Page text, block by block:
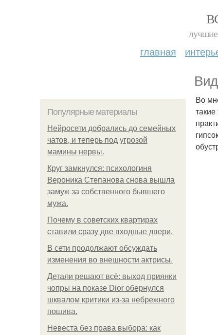
лучшие
главная
Популярные материалы
Нейросети добрались до семейных
чатов, и теперь под угрозой
мамины нервы.
Круг замкнулся: психологиня
Вероника Степанова снова вышла
замуж за собственного бывшего
мужа.
Почему в советских квартирах
ставили сразу две входные двери.
В сети продолжают обсуждать
изменения во внешности актрисы.
Детали решают всё: выход приянки
чопры на показе Dior обернулся
шквалом критики из-за небрежного
пошива.
Невеста без права выбора: как
Во